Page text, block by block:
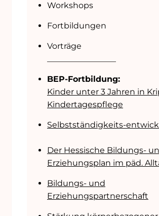
Workshops
Fortbildungen
Vorträge
BEP-Fortbildung:
Kinder unter 3 Jahren in
Kindertagespflege
Selbstständigkeits-
Der Hessische Bildungs-
Erziehungsplan im päd.
Bildungs- und
Erziehungspartnerschaft